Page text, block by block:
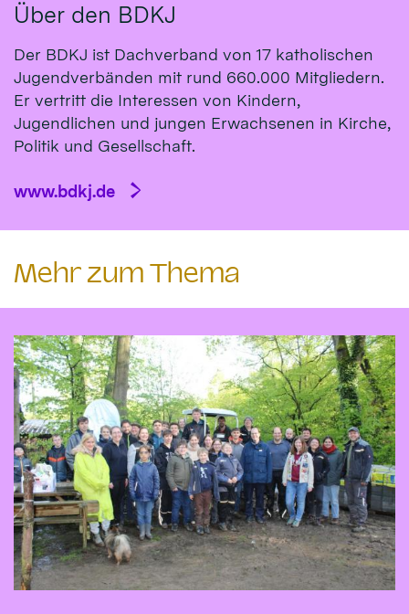
Über den BDKJ
Der BDKJ ist Dachverband von 17 katholischen
Jugendverbänden mit rund 660.000 Mitgliedern.
Er vertritt die Interessen von Kindern,
Jugendlichen und jungen Erwachsenen in Kirche,
Politik und Gesellschaft.
www.bdkj.de
Mehr zum Thema